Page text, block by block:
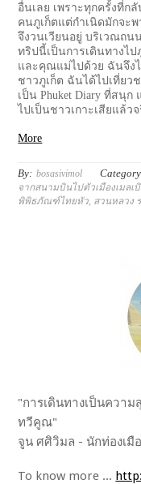
อื่นเลย เพราะทุกครั้งที่ก
คนภูเก็ตแต่กำเนิดมักจะ
จึงวนเวียนอยู่ บริเวณถ
ทริปนี้เป็นการเดินทางไ
และคุณแม่ไปด้วย ฉันจึง
ชาวภูเก็ต ฉันได้ไปเที่ยว
เป็น Phuket Diary ที่สนุ
ไปเป็นชาวเกาะเสียแล้ว
More
By: bosasivimol
จากสนามบินไปตัวเมืองเมลเ
พิพิธภัณฑ์ไทยหัว สวนหลวง
"การเดินทางเป็นควา
ทวีคูณ"
จูน ศศิวิมล - นักท่องเมื
To know more ...